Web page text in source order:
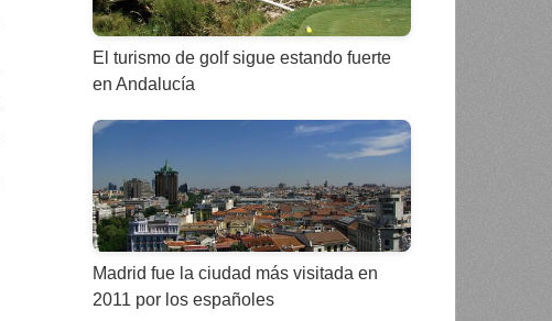
El turismo de golf sigue estando fuerte
en Andalucía
Madrid fue la ciudad más visitada en
2011 por los españoles